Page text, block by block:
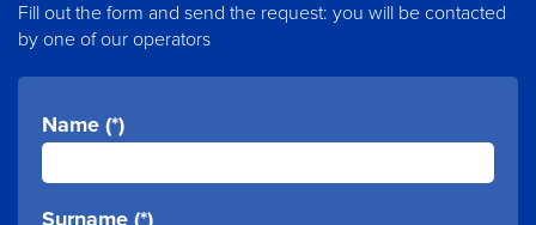
Fill out the form and send the request: you will be contacted
by one of our operators
Name (*)
Surname (*)